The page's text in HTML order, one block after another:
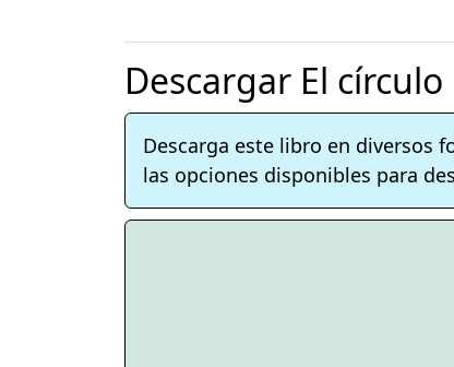
Descargar El
Descarga este libro en diversos
las opciones disponibles para